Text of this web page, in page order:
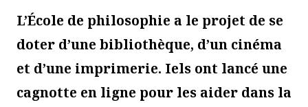
L’École de philosophie a le projet de se
doter d’une bibliothèque, d’un cinéma
et d’une imprimerie. Iels ont lancé une
cagnotte en ligne pour les aider dans la